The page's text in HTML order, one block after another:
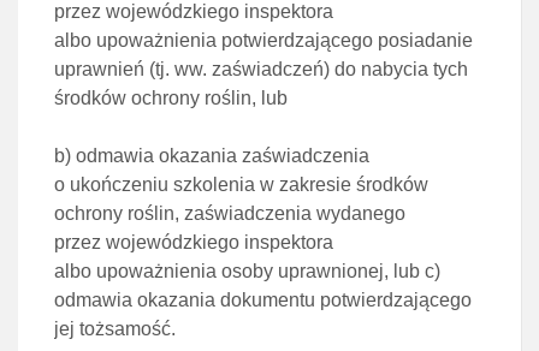
przez wojewódzkiego inspektora
albo upoważnienia potwierdzającego posiadanie
uprawnień (tj. ww. zaświadczeń) do nabycia tych
środków ochrony roślin, lub
b) odmawia okazania zaświadczenia
o ukończeniu szkolenia w zakresie środków
ochrony roślin, zaświadczenia wydanego
przez wojewódzkiego inspektora
albo upoważnienia osoby uprawnionej, lub c)
odmawia okazania dokumentu potwierdzającego
jej tożsamość.